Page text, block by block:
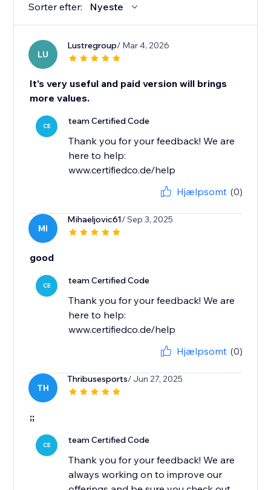
Sorter efter: Nyeste
LU
Lustregroup/ Mar 4, 2026
It's very useful and paid version will brings
more values.
CE team Certified Code
Thank you for your feedback! We are
here to help:
www.certifiedco.de/help
Hjælpsomt (0)
MI
Mihaeljovic61/ Sep 3, 2025
good
CE team Certified Code
Thank you for your feedback! We are
here to help:
www.certifiedco.de/help
Hjælpsomt (0)
TH
Thribusesports/ Jun 27, 2025
;;
CE team Certified Code
Thank you for your feedback! We are
always working on to improve our